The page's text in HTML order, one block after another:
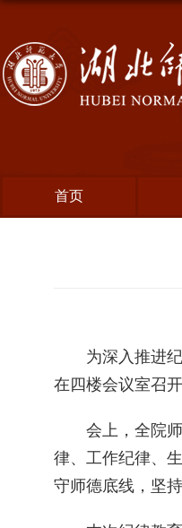
首页
为深入推进
在四楼会议室召
会上，全院
律、工作纪律、
守师德底线，坚